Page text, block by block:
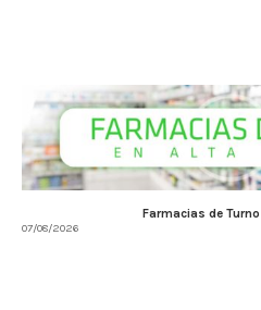
Farmacias de
07/08/2026